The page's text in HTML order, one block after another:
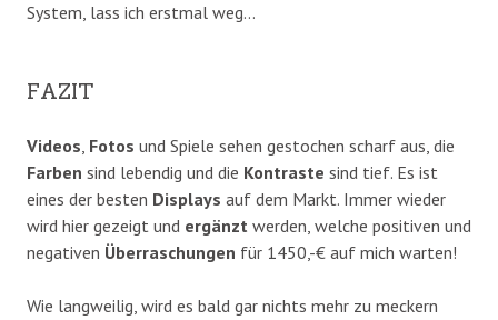
System, lass ich erstmal weg…
​FAZIT
Videos, Fotos und Spiele sehen gestochen scharf aus, die
Farben sind lebendig und die Kontraste sind tief. Es ist
eines der besten Displays auf dem Markt. Immer wieder
wird hier gezeigt und ergänzt werden, welche positiven und
negativen Überraschungen für 1450,-€ auf mich warten!
Wie langweilig, wird es bald gar nichts mehr zu meckern